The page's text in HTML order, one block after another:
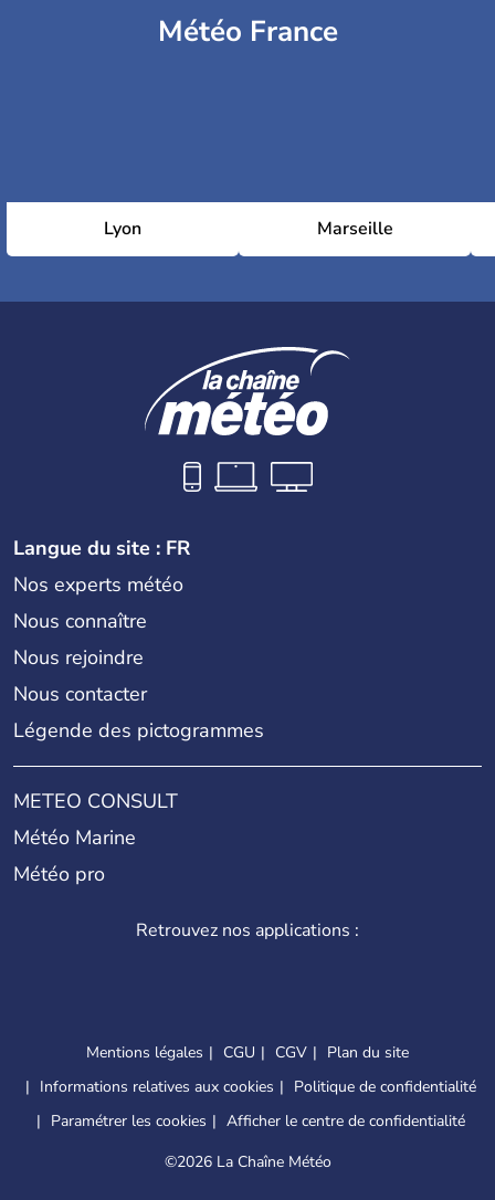
Météo France
Lyon Marseille
Langue du site : FR
Nos experts météo
Nous connaître
Nous rejoindre
Nous contacter
Légende des pictogrammes
METEO CONSULT
Météo Marine
Météo pro
Retrouvez nos applications :
Mentions légales CGU CGV
Plan du site
Informations relatives aux cookies
Politique de confidentialité
Paramétrer les cookies
Afficher le centre de confidentialité
©2026 La Chaîne Météo